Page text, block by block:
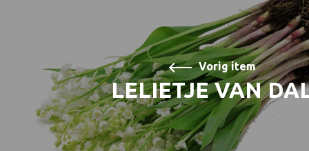
Vorig item
LELIETJE VAN